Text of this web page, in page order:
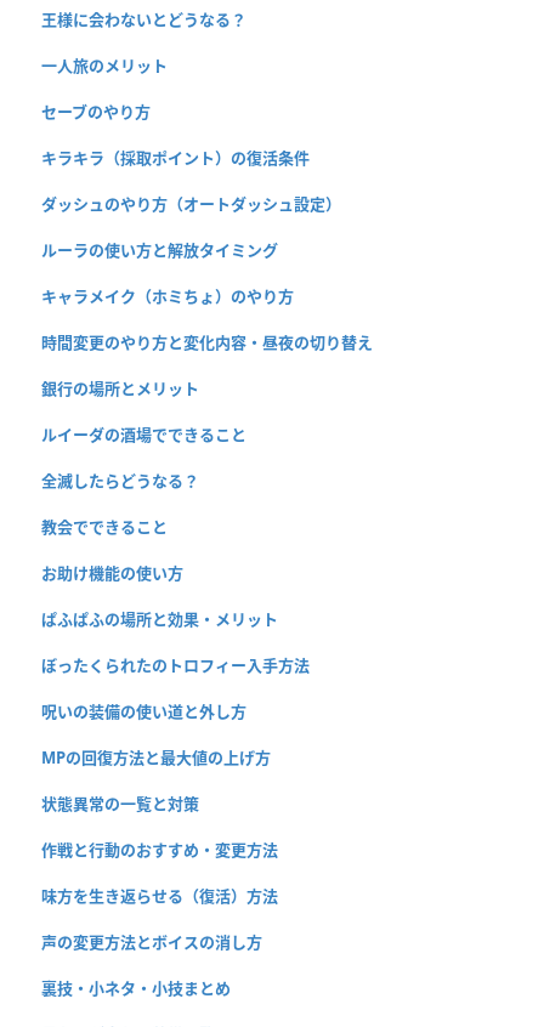
王様に会わないとどうなる？
一人旅のメリット
セーブのやり方
キラキラ（採取ポイント）の復活条件
ダッシュのやり方（オートダッシュ設定）
ルーラの使い方と解放タイミング
キャラメイク（ホミちょ）のやり方
時間変更のやり方と変化内容・昼夜の切り替え
銀行の場所とメリット
ルイーダの酒場でできること
全滅したらどうなる？
教会でできること
お助け機能の使い方
ぱふぱふの場所と効果・メリット
ぼったくられたのトロフィー入手方法
呪いの装備の使い道と外し方
MPの回復方法と最大値の上げ方
状態異常の一覧と対策
作戦と行動のおすすめ・変更方法
味方を生き返らせる（復活）方法
声の変更方法とボイスの消し方
裏技・小ネタ・小技まとめ